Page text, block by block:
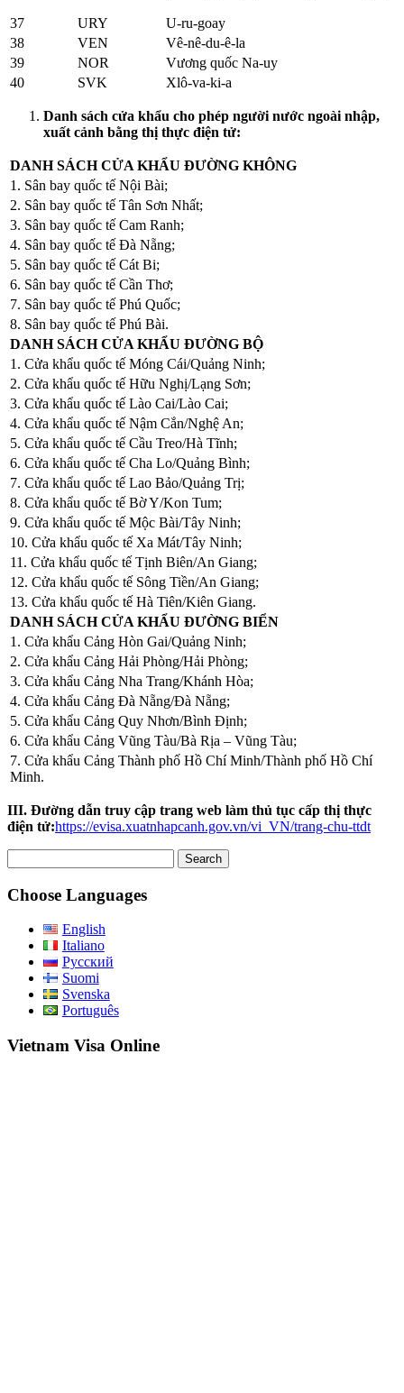
37 URY
U-ru-goay
38
VEN
Vê-nê-du-ê-la
39
NOR
Vương quốc Na-uy
40
SVK Xlô-va-ki-a
Danh sách cửa khẩu cho phép người nước ngoài nhập,
xuất cảnh bằng thị thực điện tử:
DANH SÁCH CỬA KHẨU ĐƯỜNG KHÔNG
1. Sân bay quốc tế Nội Bài;
2. Sân bay quốc tế Tân Sơn Nhất;
3. Sân bay quốc tế Cam Ranh;
4. Sân bay quốc tế Đà Nẵng;
5. Sân bay quốc tế Cát Bi;
6. Sân bay quốc tế Cần Thơ;
7. Sân bay quốc tế Phú Quốc;
8. Sân bay quốc tế Phú Bài.
DANH SÁCH CỬA KHẨU ĐƯỜNG BỘ
1. Cửa khẩu quốc tế Móng Cái/Quảng Ninh;
2. Cửa khẩu quốc tế Hữu Nghị/Lạng Sơn;
3. Cửa khẩu quốc tế Lào Cai/Lào Cai;
4. Cửa khẩu quốc tế Nậm Cắn/Nghệ An;
5. Cửa khẩu quốc tế Cầu Treo/Hà Tĩnh;
6. Cửa khẩu quốc tế Cha Lo/Quảng Bình;
7. Cửa khẩu quốc tế Lao Bảo/Quảng Trị;
8. Cửa khẩu quốc tế Bờ Y/Kon Tum;
9. Cửa khẩu quốc tế Mộc Bài/Tây Ninh;
10. Cửa khẩu quốc tế Xa Mát/Tây Ninh;
11. Cửa khẩu quốc tế Tịnh Biên/An Giang;
12. Cửa khẩu quốc tế Sông Tiền/An Giang;
13. Cửa khẩu quốc tế Hà Tiên/Kiên Giang.
DANH SÁCH CỬA KHẨU ĐƯỜNG BIỂN
1. Cửa khẩu Cảng Hòn Gai/Quảng Ninh;
2. Cửa khẩu Cảng Hải Phòng/Hải Phòng;
3. Cửa khẩu Cảng Nha Trang/Khánh Hòa;
4. Cửa khẩu Cảng Đà Nẵng/Đà Nẵng;
5. Cửa khẩu Cảng Quy Nhơn/Bình Định;
6. Cửa khẩu Cảng Vũng Tàu/Bà Rịa – Vũng Tàu;
7. Cửa khẩu Cảng Thành phố Hồ Chí Minh/Thành phố Hồ Chí
Minh.
III. Đường dẫn truy cập trang web làm thủ tục cấp thị thực
điện tử:https://evisa.xuatnhapcanh.gov.vn/vi_VN/trang-chu-ttdt
for:
Choose Languages
English
Italiano
Русский
Suomi
Svenska
Português
Vietnam Visa Online